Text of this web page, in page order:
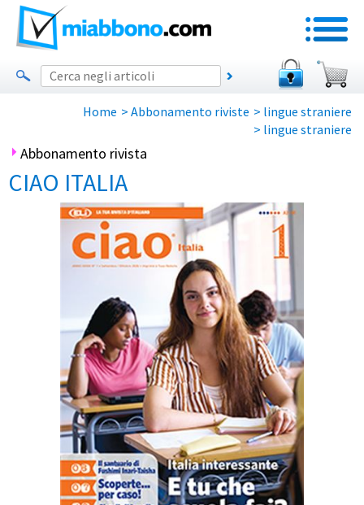
Home > Abbonamento riviste > lingue straniere
> lingue straniere
Abbonamento rivista
CIAO ITALIA